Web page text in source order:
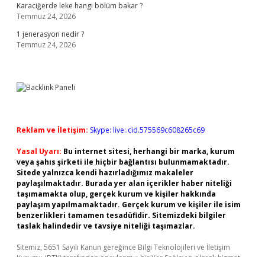
Karaciğerde leke hangi bölüm bakar ?
Temmuz 24, 2026
1 jenerasyon nedir ?
Temmuz 24, 2026
Reklam ve İletişim: Skype: live:.cid.575569c608265c69
Yasal Uyarı: Bu internet sitesi, herhangi bir marka, kurum
veya şahıs şirketi ile hiçbir bağlantısı bulunmamaktadır.
Sitede yalnızca kendi hazırladığımız makaleler
paylaşılmaktadır. Burada yer alan içerikler haber niteliği
taşımamakta olup, gerçek kurum ve kişiler hakkında
paylaşım yapılmamaktadır. Gerçek kurum ve kişiler ile isim
benzerlikleri tamamen tesadüfidir. Sitemizdeki bilgiler
taslak halindedir ve tavsiye niteliği taşımazlar.
Sitemiz, 5651 Sayılı Kanun gereğince Bilgi Teknolojileri ve İletişim